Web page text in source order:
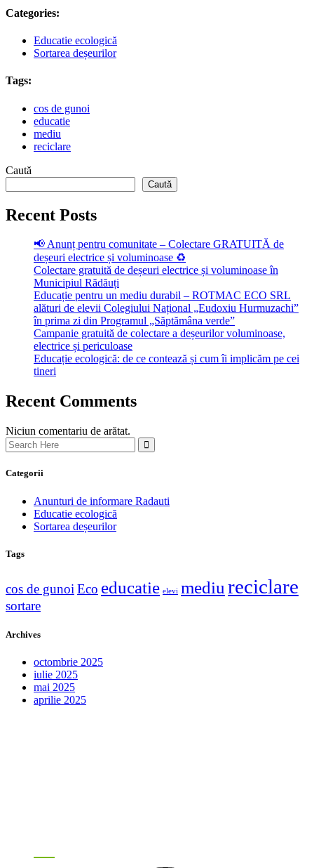
Categories:
Educatie ecologică
Sortarea deșeurilor
Tags:
cos de gunoi
educatie
mediu
reciclare
Caută
Caută
Recent Posts
📢 Anunț pentru comunitate – Colectare GRATUITĂ de
deșeuri electrice și voluminoase ♻️
Colectare gratuită de deșeuri electrice și voluminoase în
Municipiul Rădăuți
Educație pentru un mediu durabil – ROTMAC ECO SRL
alături de elevii Colegiului Național „Eudoxiu Hurmuzachi”
în prima zi din Programul „Săptămâna verde”
Campanie gratuită de colectare a deșeurilor voluminoase,
electrice și periculoase
Educație ecologică: de ce contează și cum îi implicăm pe cei
tineri
Recent Comments
Niciun comentariu de arătat.
Categorii
Anunturi de informare Radauti
Educatie ecologică
Sortarea deșeurilor
Tags
cos de gunoi Eco educatie elevi mediu reciclare
sortare
Archives
octombrie 2025
iulie 2025
mai 2025
aprilie 2025